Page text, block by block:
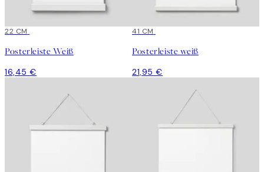
22 CM
Posterleiste Weiß
16,45 €
41 CM
Posterleiste weiß
21,95 €